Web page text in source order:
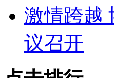
激情跨越
议召开